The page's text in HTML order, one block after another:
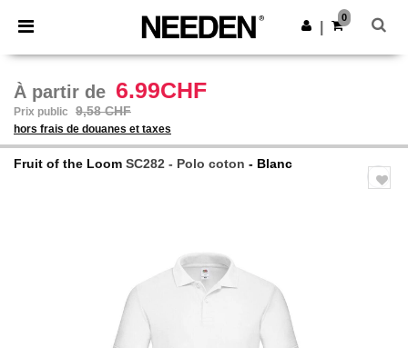
× Appli Needen
Meilleurs prix sur l’app !
Obtenir l'appli
0
À partir de 6.99CHF
Prix public 9,58 CHF
hors frais de douanes et taxes
Fruit of the Loom SC282 - Polo coton - Blanc